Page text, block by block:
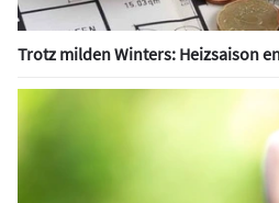
Trotz milden Winters: Heizsaison